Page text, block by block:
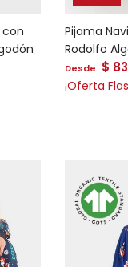
con
Pijama
Rodolfo
Precio
Desde $
¡Oferta